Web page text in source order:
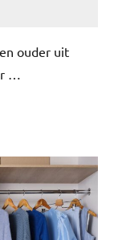
ouder uit
…